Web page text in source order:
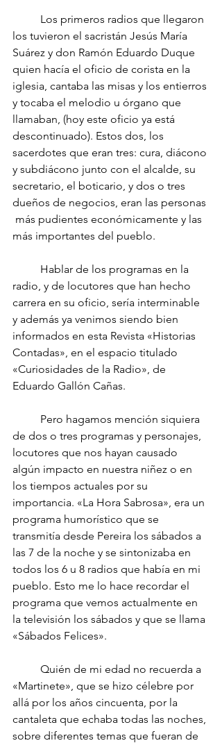
los tuvieron el sacristán Jesús María
Suárez y don Ramón Eduardo Duque
quien hacía el oficio de corista en la
iglesia, cantaba las misas y los entierros
y tocaba el melodio u órgano que
llamaban, (hoy este oficio ya está
descontinuado). Estos dos, los
sacerdotes que eran tres: cura, diácono
y subdiácono junto con el alcalde, su
secretario, el boticario, y dos o tres
dueños de negocios, eran las personas
más pudientes económicamente y las
más importantes del pueblo.
radio, y de locutores que han hecho
carrera en su oficio, sería interminable
y además ya venimos siendo bien
informados en esta Revista «Historias
Contadas», en el espacio titulado
«Curiosidades de la Radio», de
Eduardo Gallón Cañas.
de dos o tres programas y personajes,
locutores que nos hayan causado
algún impacto en nuestra niñez o en
los tiempos actuales por su
importancia. «La Hora Sabrosa», era un
programa humorístico que se
transmitía desde Pereira los sábados a
las 7 de la noche y se sintonizaba en
todos los 6 u 8 radios que había en mi
pueblo. Esto me lo hace recordar el
programa que vemos actualmente en
la televisión los sábados y que se llama
«Sábados Felices».
«Martinete», que se hizo célebre por
allá por los años cincuenta, por la
cantaleta que echaba todas las noches,
sobre diferentes temas que fueran de